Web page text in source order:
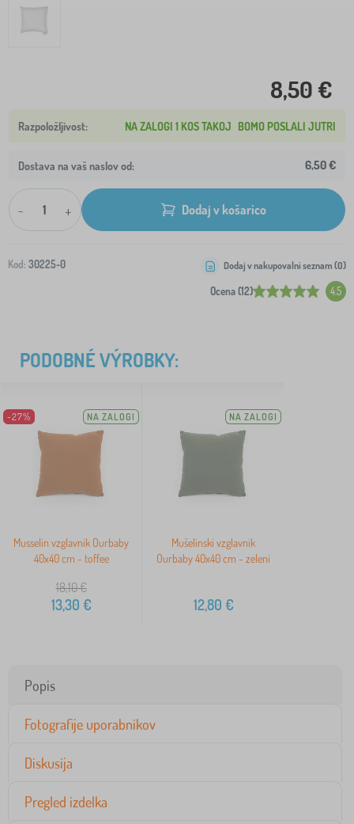
8,50 €
NA ZALOGI 1 KOS TAKOJ BOMO POSLALI JUTRI
Dostava na vaš naslov od: 6,50 €
- + Dodaj v košarico
Kod: 30225-0
Ocena (12) 4.5
Dodaj v nakupovalni seznam (0)
PODOBNÉ VÝROBKY:
-27% NA ZALOGI
Musselin vzglavnik Ourbaby
40x40 cm - toffee
18,10€
13,30 €
NA ZALOGI
Mušelinski vzglavnik
Ourbaby 40x40 cm - zeleni
12,80 €
Popis
Fotografije uporabnikov
Diskusija
Pregled izdelka